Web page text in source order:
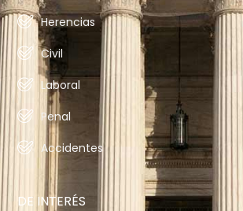
Herencias
Civil
Laboral
Penal
Accidentes
DE INTERÉS